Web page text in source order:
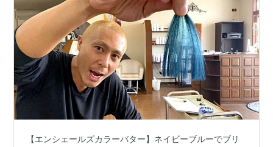
【エンシェールズカラーバター】ネイビーブルーでブリ